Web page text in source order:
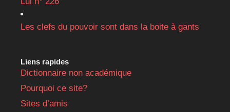
Les clefs du pouvoir sont dans la boite à gants
Liens rapides
Dictionnaire non académique
Pourquoi ce site?
Sites d’amis